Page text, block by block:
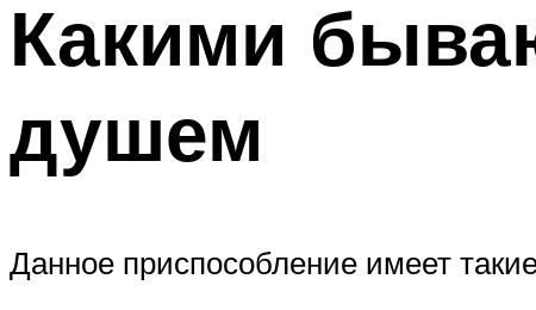
Какими
душем
Данное приспособление имеет